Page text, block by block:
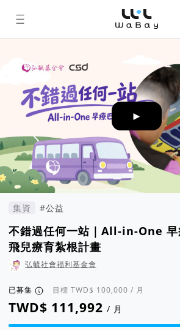
WaBay 挖貝 |
集資 / 群眾募資
►
集資 #公益
不錯過任何一站｜All-in-One 早
飛兒療育紮根計畫
弘毓社會福利基金會
已募集 目標 / 月
/ 月
集資進度 112%